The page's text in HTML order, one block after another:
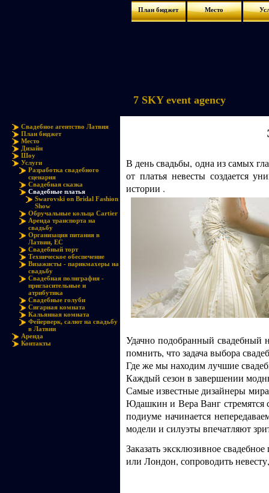
План бюджет Место
Свадебное агентство Латвия
План бюджет
Место
Дизайн
Шоу
Услуги
Разработка свадебного
сценария
Свадебная сказка
Свадебные платья
Swarovski on Bridal Fashion
Show
Обручальные кольца Cartier
Аренда транспорта на
свадьбу
Организация питания в
Латвии, ЕС
Свадебный торт
Техническое обеспечение
Визажисты - парикмахеры на
свадьбу
Свадебная полиграфия -
пригласительные и
атрибутика
Свадебные голуби
Сигарная комната
Кальянная комната
Фейерверк, салют на свадьбу
в Латвии
Аренда
Контакты
7 SKY event agency
В день свадьбы, одна из самых
от платья невесты создается
истории .
Удачно подобранный свадебный
помнить, что задача выбора
Где же мы находим лучшие
Каждый сезон в завершении
Самые известные дизайнеры
Юдашкин и Вера Ванг стремятся
подиуме начинается
модели и силуэты впечатляют
Заказать эксклюзивное
или Лондон, сопроводить